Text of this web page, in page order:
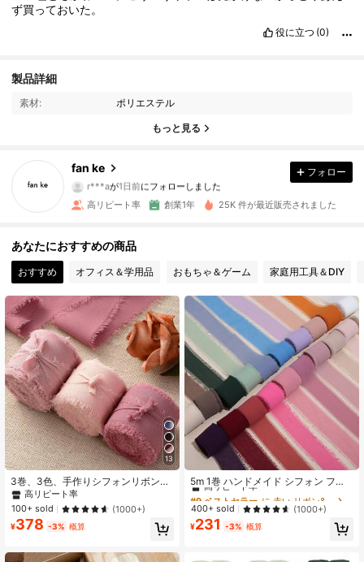
ず買っておいた。
役に立つ (0)
製品詳細
素材: ポリエステル
もっと見る
fan ke
101 フォロワー
4.92 101 フォロワー
4.92 101 フォロワー
4.92 101 フォロワー
4.92 101 フォロワー
4.92 101 フォロワー
4.92 101 フォロワー
フォロー
高リピート率 創業1年 25K 件が最近販売されました
あなたにおすすめの商品
おすすめ オフィス＆学用品 おもちゃ＆ゲーム 家庭用工具＆DIY
13
3巻、3色、手作りシフォンリボン、
ウェディング招待状、母の日、ブラ
イダルブーケ、ギフトラッピング、
DIYクラフト、ラスティックウェディ
ング招待状、リボン、リース、クリ
スマスの装飾、ホームデコレーショ
高リピート率
100+ sold
(1000+)
¥378 -3% 概算
5m 1巻 ハンドメイド シフォン フレ
イドリボン、ウェディングブーケ、
ギフトラッピング、ハンドクラフ
ト、田舎風ウェディング招待状、リ
ボン、リース、DIYクラフト、クリス
マスデコレーション、DIYホームデコ
#9 ベストセラー
高リピート率
#9 ベストセラー
高リピート率
#9 ベストセラー
高リピート率
#9 ベストセラー
400+ sold (1000+)
¥231 -3% 概算